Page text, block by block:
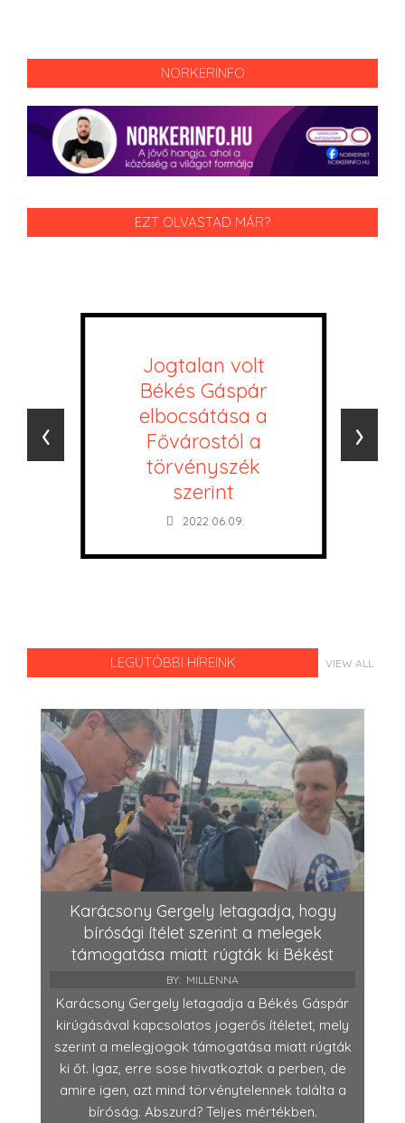
NORKERINFO
EZT OLVASTAD MÁR?
Jogtalan volt
Békés Gáspár
elbocsátása a
Fővárostól a
törvényszék
szerint
2022.06.09.
‹ ›
LEGUTÓBBI HÍREINK VIEW ALL
Karácsony Gergely letagadja, hogy
bírósági ítélet szerint a melegek
támogatása miatt rúgták ki Békést
BY: MILLENNA
Karácsony Gergely letagadja a Békés Gáspár
kirúgásával kapcsolatos jogerős ítéletet, mely
szerint a melegjogok támogatása miatt rúgták
ki őt. Igaz, erre sose hivatkoztak a perben, de
amire igen, azt mind törvénytelennek találta a
bíróság. Abszurd? Teljes mértékben.